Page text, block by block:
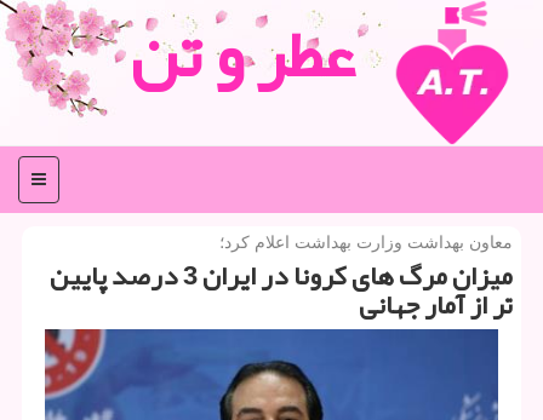
عطر و تن
منو
معاون بهداشت وزارت بهداشت اعلام كرد؛
میزان مرگ های كرونا در ایران 3 درصد پایین
تر از آمار جهانی